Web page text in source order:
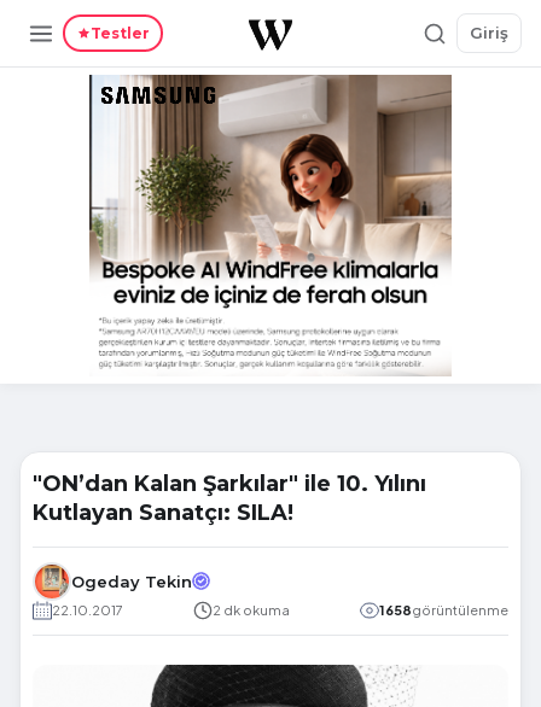
Testler Giriş
"ON’dan Kalan Şarkılar" ile 10. Yılını
Kutlayan Sanatçı: SILA!
Ogeday Tekin
22.10.2017 2 dk okuma 1658görüntülenme